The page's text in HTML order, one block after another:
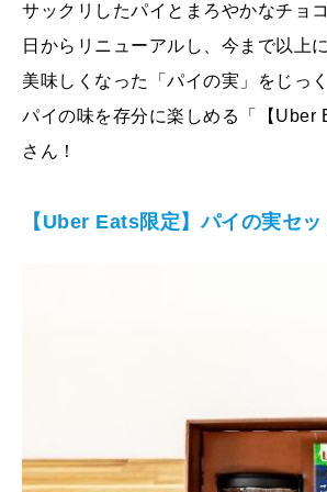
サックリしたパイとまろやかなチョ
日からリニューアルし、今まで以上
美味しくなった「パイの実」をじっ
パイの味を存分に楽しめる「【Uber
さん！
【Uber Eats限定】パイの実セ